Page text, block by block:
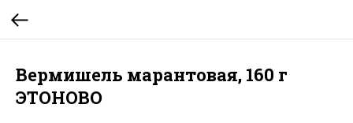
Вермишель марантовая, 160 г
ЭТОНОВО